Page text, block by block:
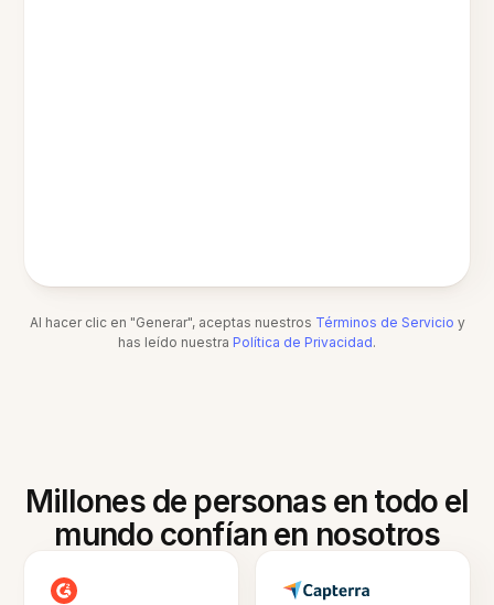
Al hacer clic en "Generar", aceptas nuestros Términos de Servicio y
has leído nuestra Política de Privacidad.
Millones de personas en todo el
mundo confían en nosotros